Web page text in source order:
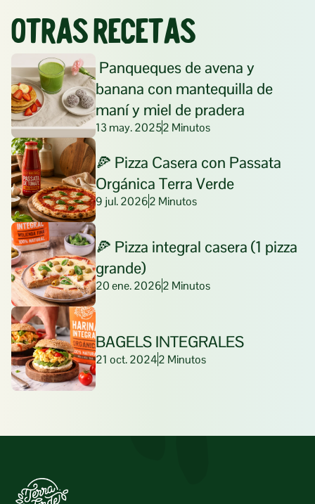
Otras recetas
banana con mantequilla de
maní y miel de pradera
13 may. 20252 Minutos
🍕 Pizza Casera con Passata
Orgánica Terra Verde
9 jul. 20262 Minutos
🍕 Pizza integral casera (1 pizza
grande)
20 ene. 20262 Minutos
BAGELS INTEGRALES
21 oct. 20242 Minutos